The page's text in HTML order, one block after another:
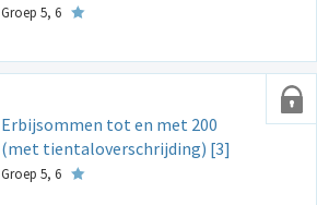
Groep 5, 6
Erbijsommen tot en met 200
(met tientaloverschrijding) [3]
Groep 5, 6